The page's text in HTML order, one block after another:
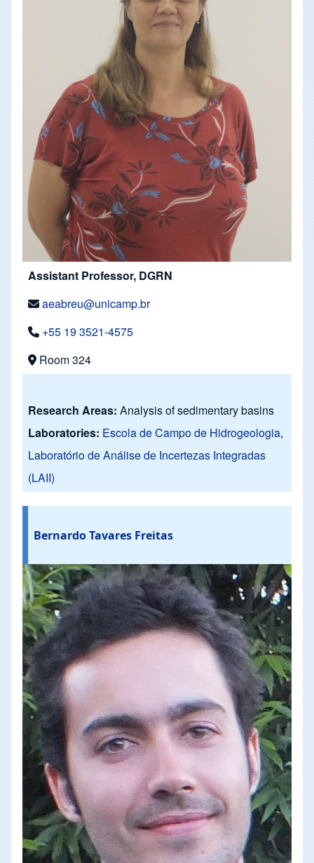
Assistant Professor, DGRN
aeabreu@unicamp.br
+55 19 3521-4575
Room 324
Research Areas: Analysis of sedimentary basins
Laboratories: Escola de Campo de Hidrogeologia,
Laboratório de Análise de Incertezas Integradas
(LAII)
Bernardo Tavares Freitas